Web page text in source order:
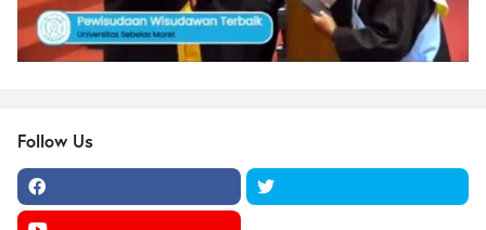
Follow Us